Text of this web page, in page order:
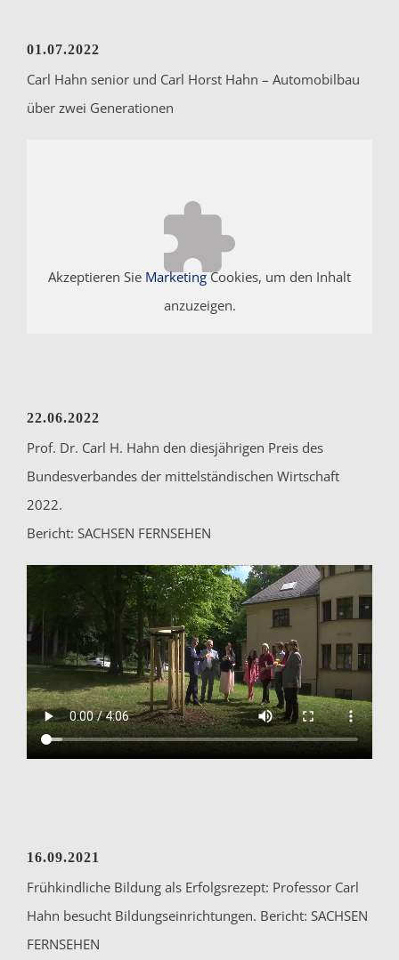
01.07.2022
Carl Hahn senior und Carl Horst Hahn – Automobilbau
über zwei Generationen
Akzeptieren Sie MarketingCookies, um den Inhalt
anzuzeigen.
22.06.2022
Prof. Dr. Carl H. Hahn den diesjährigen Preis des
Bundesverbandes der mittelständischen Wirtschaft
2022.
Bericht: SACHSEN FERNSEHEN
16.09.2021
Frühkindliche Bildung als Erfolgsrezept: Professor Carl
Hahn besucht Bildungseinrichtungen. Bericht: SACHSEN
FERNSEHEN